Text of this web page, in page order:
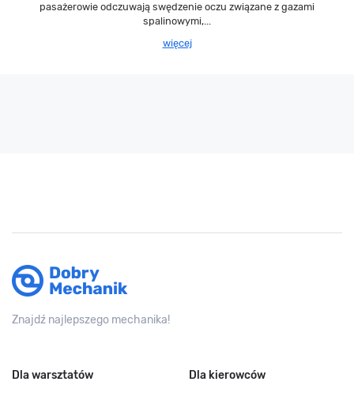
pasażerowie odczuwają swędzenie oczu związane z gazami
spalinowymi,...
więcej
Znajdź najlepszego mechanika!
Dla warsztatów
Dla kierowców